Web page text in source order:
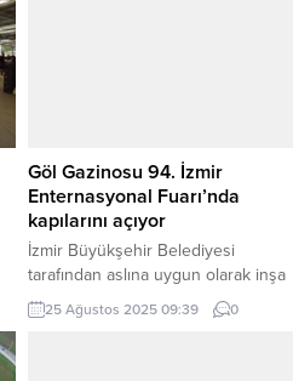
zamanla bakımsızlık nedeniyle
harabeye dönen tarihi evler,
ilçenin...
Göl Gazinosu 94. İzmir
Enternasyonal Fuarı’nda
kapılarını açıyor
İzmir Büyükşehir Belediyesi
tarafından aslına uygun olarak inşa
edilen Göl Gazinosu, Mutfak
Müzesi ve sosyal tesis olarak 94.
25 Ağustos 2025 09:39 0